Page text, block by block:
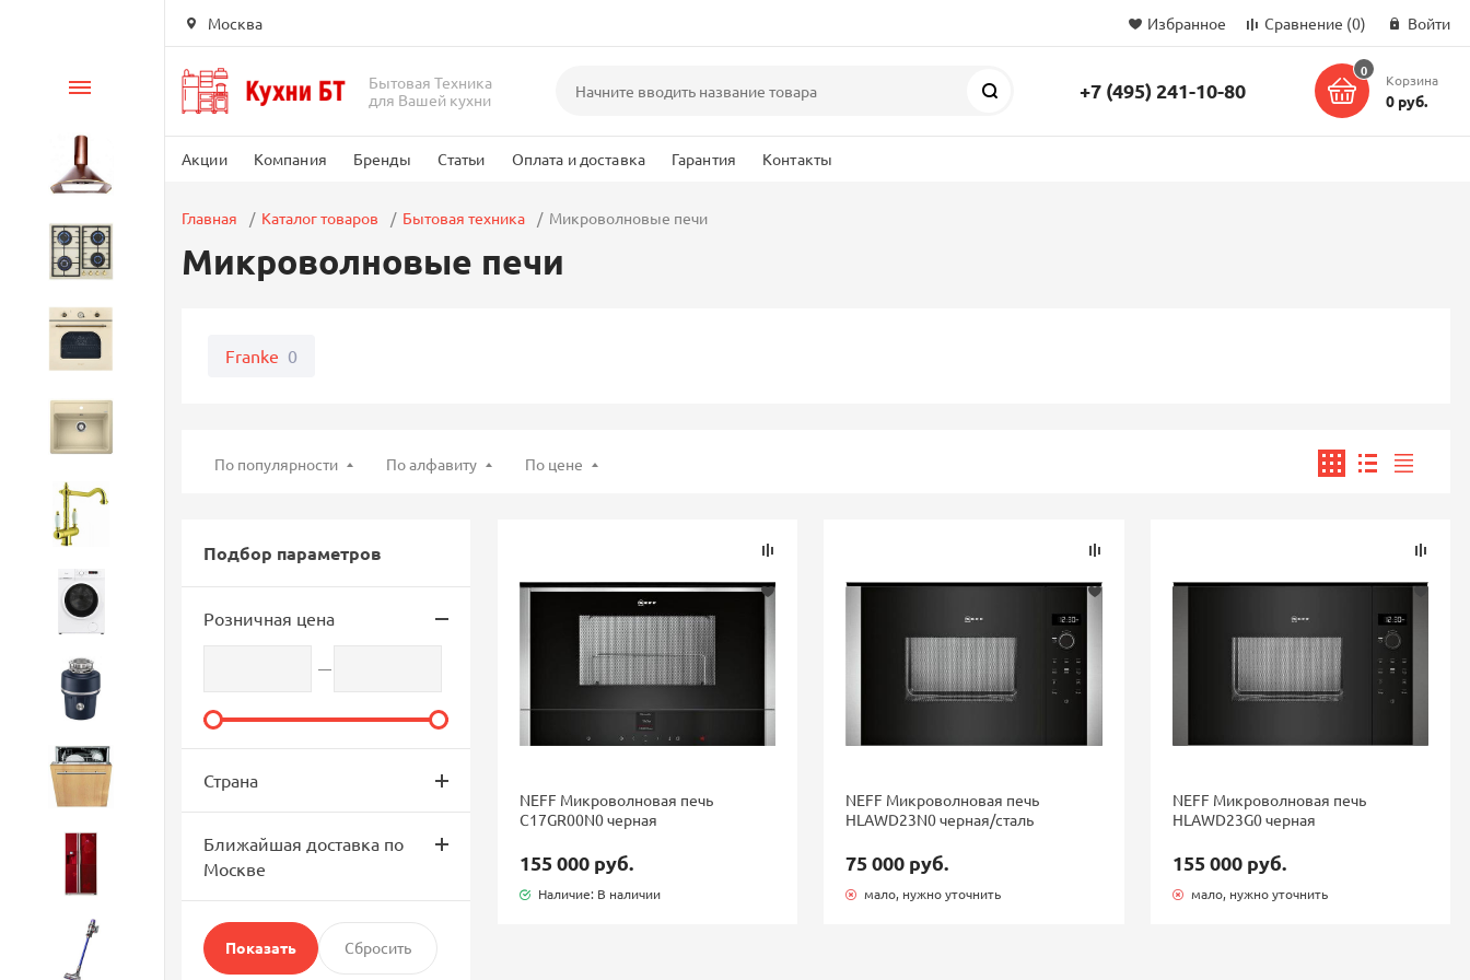
Москва Избранное Сравнение (0) Войти
Бытовая Техника
для Вашей кухни
Поиск +7 (495) 241-10-80
0
Корзина
0 руб.
Акции Компания Бренды Статьи Оплата и доставка Гарантия Контакты
Каталог
Вытяжки
Варочные панели
Измельчители
Посудомоечные машины
Холодильники
Бытовая техника
Главная Каталог товаров Бытовая техника Микроволновые печи
Микроволновые печи
Franke 0
По популярности По алфавиту По цене
Подбор параметров
Розничная цена
Страна
Ближайшая доставка по
Москве
NEFF Микроволновая печь
C17GR00N0 черная
155 000 руб.
Наличие: В наличии
NEFF Микроволновая печь
HLAWD23N0 черная/сталь
75 000 руб.
мало, нужно уточнить
NEFF Микроволновая печь
HLAWD23G0 черная
155 000 руб.
мало, нужно уточнить